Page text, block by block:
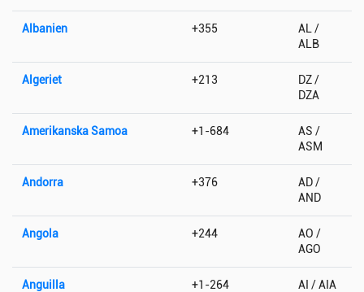
Albanien +355
AL /
ALB
Algeriet +213
DZ /
DZA
Amerikanska Samoa +1-684
AS /
ASM
Andorra +376
AD /
AND
Angola +244
AO /
AGO
Anguilla +1-264 AI / AIA